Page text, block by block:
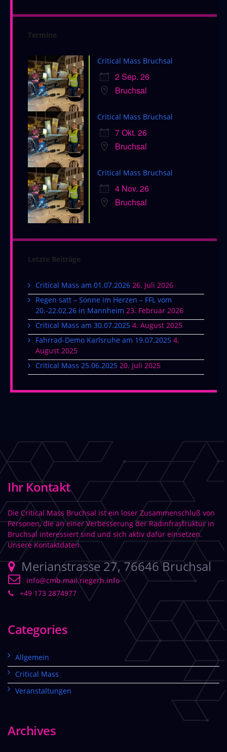
Termine
Critical Mass Bruchsal
2 Sep. 26
Bruchsal
Critical Mass Bruchsal
7 Okt. 26
Bruchsal
Critical Mass Bruchsal
4 Nov. 26
Bruchsal
Letzte Beiträge
Critical Mass am 01.07.2026 26. Juli 2026
Regen satt – Sonne im Herzen – FFL vom
20.-22.02.26 in Mannheim 23. Februar 2026
Critical Mass am 30.07.2025 4. August 2025
Fahrrad-Demo Karlsruhe am 19.07.2025 4.
August 2025
Critical Mass 25.06.2025 20. Juli 2025
Ihr Kontakt
Die Critical Mass Bruchsal ist ein loser Zusammenschluß von
Personen, die an einer Verbesserung der Radinfrastruktur in
Bruchsal interessiert sind und sich aktiv dafür einsetzen.
Unsere Kontaktdaten
Merianstrasse 27, 76646 Bruchsal
info@cmb.mail.riegerh.info
+49 173 2874977
Categories
Allgemein
Critical Mass
Veranstaltungen
Archives